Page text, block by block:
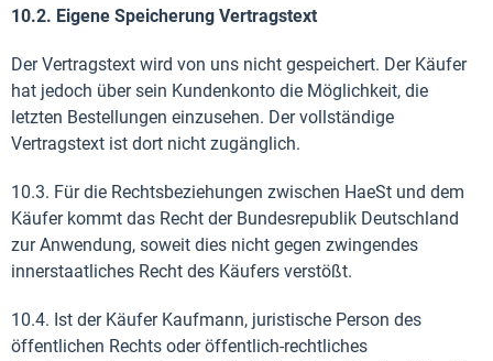
10.2. Eigene Speicherung Vertragstext
Der Vertragstext wird von uns nicht gespeichert. Der Käufer
hat jedoch über sein Kundenkonto die Möglichkeit, die
letzten Bestellungen einzusehen. Der vollständige
Vertragstext ist dort nicht zugänglich.
10.3. Für die Rechtsbeziehungen zwischen HaeSt und dem
Käufer kommt das Recht der Bundesrepublik Deutschland
zur Anwendung, soweit dies nicht gegen zwingendes
innerstaatliches Recht des Käufers verstößt.
10.4. Ist der Käufer Kaufmann, juristische Person des
öffentlichen Rechts oder öffentlich-rechtliches